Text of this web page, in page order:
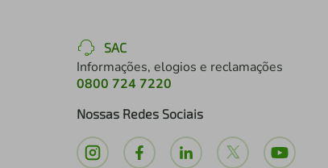
SAC
Informações, elogios e reclamações
0800 724 7220
Nossas Redes Sociais